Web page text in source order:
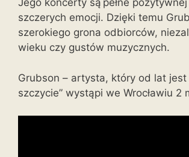
Jego koncerty są pełne
szczerych emocji. Dzięki temu
szerokiego grona odbiorców,
wieku czy gustów muzycznych.
Grubson – artysta, który od lat jest
szczycie” wystąpi we Wrocławiu 2